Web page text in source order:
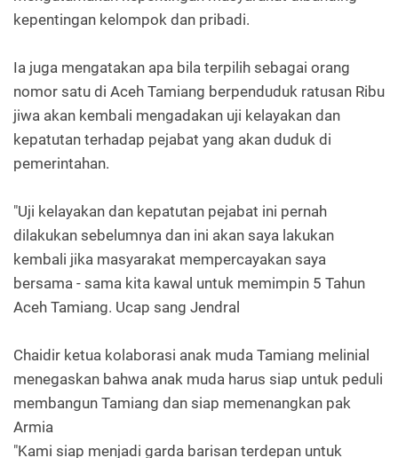
kepentingan kelompok dan pribadi.
Ia juga mengatakan apa bila terpilih sebagai orang
nomor satu di Aceh Tamiang berpenduduk ratusan Ribu
jiwa akan kembali mengadakan uji kelayakan dan
kepatutan terhadap pejabat yang akan duduk di
pemerintahan.
"Uji kelayakan dan kepatutan pejabat ini pernah
dilakukan sebelumnya dan ini akan saya lakukan
kembali jika masyarakat mempercayakan saya
bersama - sama kita kawal untuk memimpin 5 Tahun
Aceh Tamiang. Ucap sang Jendral
Chaidir ketua kolaborasi anak muda Tamiang melinial
menegaskan bahwa anak muda harus siap untuk peduli
membangun Tamiang dan siap memenangkan pak
Armia
"Kami siap menjadi garda barisan terdepan untuk